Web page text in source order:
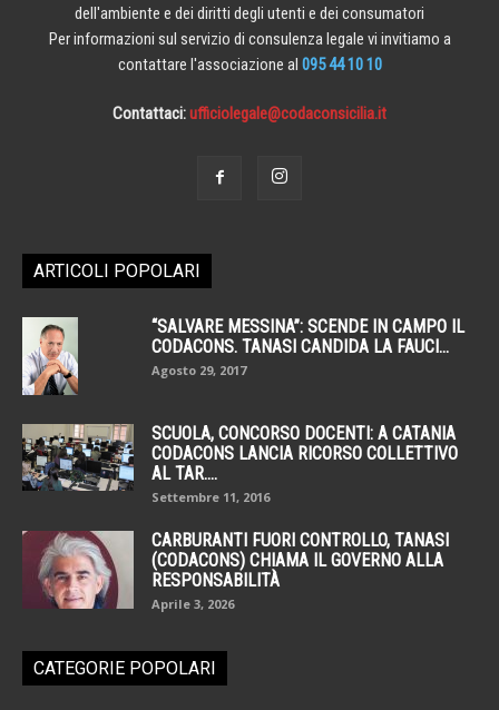
dell'ambiente e dei diritti degli utenti e dei consumatori
Per informazioni sul servizio di consulenza legale vi invitiamo a
contattare l'associazione al 095 44 10 10
Contattaci:ufficiolegale@codaconsicilia.it
ARTICOLI POPOLARI
“SALVARE MESSINA”: SCENDE IN CAMPO IL
CODACONS. TANASI CANDIDA LA FAUCI...
Agosto 29, 2017
SCUOLA, CONCORSO DOCENTI: A CATANIA
CODACONS LANCIA RICORSO COLLETTIVO
AL TAR....
Settembre 11, 2016
CARBURANTI FUORI CONTROLLO, TANASI
(CODACONS) CHIAMA IL GOVERNO ALLA
RESPONSABILITÀ
Aprile 3, 2026
CATEGORIE POPOLARI